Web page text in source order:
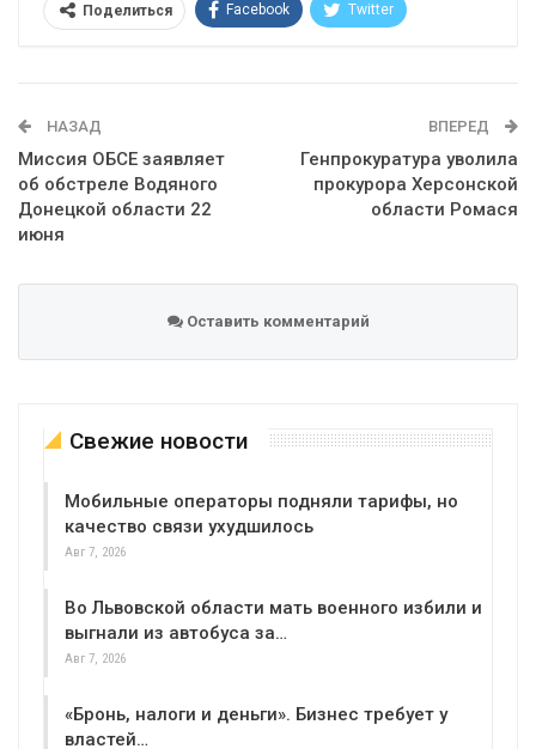
Поделиться Facebook Twitter
НАЗАД
Миссия ОБСЕ заявляет
об обстреле Водяного
Донецкой области 22
июня
ВПЕРЕД
Генпрокуратура уволила
прокурора Херсонской
области Ромася
Оставить комментарий
Свежие новости
Мобильные операторы подняли тарифы, но
качество связи ухудшилось
Авг 7, 2026
Во Львовской области мать военного избили и
выгнали из автобуса за…
Авг 7, 2026
«Бронь, налоги и деньги». Бизнес требует у
властей…